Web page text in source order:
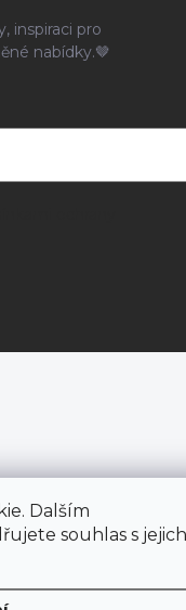
Dalším
souhlas s jejich
inspiraci pro
nabídky.🤎